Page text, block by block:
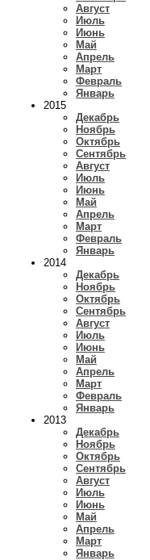
Август
Июль
Июнь
Май
Апрель
Март
Февраль
Январь
2015
Декабрь
Ноябрь
Октябрь
Сентябрь
Август
Июль
Июнь
Май
Апрель
Март
Февраль
Январь
2014
Декабрь
Ноябрь
Октябрь
Сентябрь
Август
Июль
Июнь
Май
Апрель
Март
Февраль
Январь
2013
Декабрь
Ноябрь
Октябрь
Сентябрь
Август
Июль
Июнь
Май
Апрель
Март
Январь